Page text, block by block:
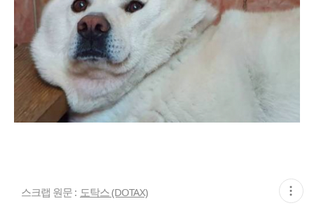
스크랩 원문 : 도탁스 (DOTAX) 현
재